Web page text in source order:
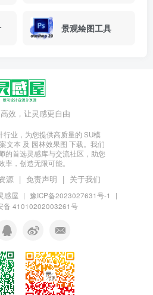
景观绘图工具
效，让灵感更自由
行业，为您提供高质量的 SU模
文本 及 园林效果图 下载。我们
的首选灵感库与交流社区，助您
率，创造无限可能。
源 | 免责声明 | 关于我们
感屋 | 豫ICP备2023027631号-1
|
备 41010202003261号